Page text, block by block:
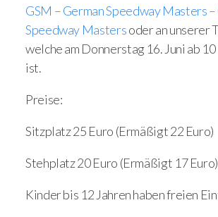
GSM – German Speedway Masters
Speedway Mastersoder an unserer
welche am Donnerstag 16. Juni ab
ist.
Preise:
Sitzplatz 25 Euro (Ermäßigt 22 Euro)
Stehplatz 20 Euro (Ermäßigt 17 Euro)
Kinder bis 12 Jahren haben freien